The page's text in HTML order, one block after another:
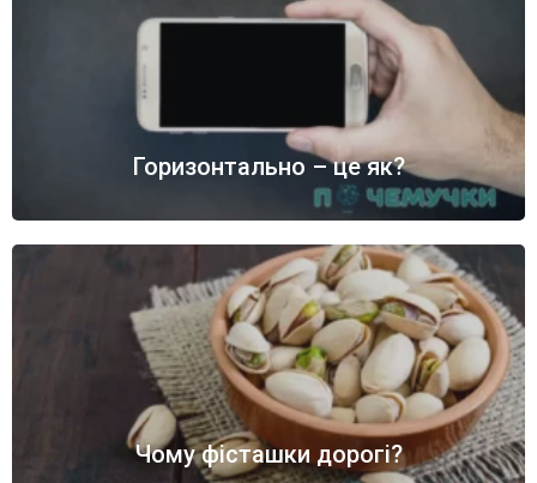
Горизонтально – це як?
Чому фісташки дорогі?